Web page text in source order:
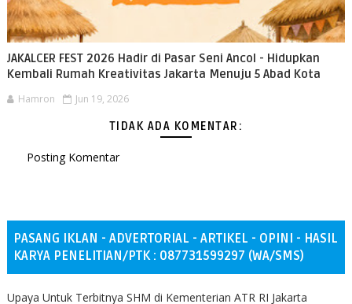
JAKALCER FEST 2026 Hadir di Pasar Seni Ancol - Hidupkan
Kembali Rumah Kreativitas Jakarta Menuju 5 Abad Kota
Hamron Jun 19, 2026
TIDAK ADA KOMENTAR:
Posting Komentar
PASANG IKLAN - ADVERTORIAL - ARTIKEL - OPINI - HASIL
KARYA PENELITIAN/PTK : 087731599297 (WA/SMS)
Upaya Untuk Terbitnya SHM di Kementerian ATR RI Jakarta